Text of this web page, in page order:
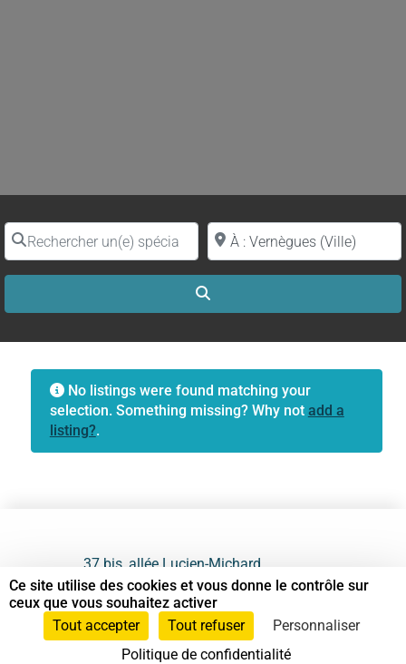
Rechercher un(e) spécialiste par nomProche de (ville ou région)
No listings were found matching your
selection. Something missing? Why not add a
listing?.
37 bis, allée Lucien-Michard
93190 Livry-Gargan
06 61 87 28 09
Ce site utilise des cookies et vous donne le contrôle sur
ceux que vous souhaitez activer
Tout accepter
Tout refuser
Personnaliser
Politique de confidentialité